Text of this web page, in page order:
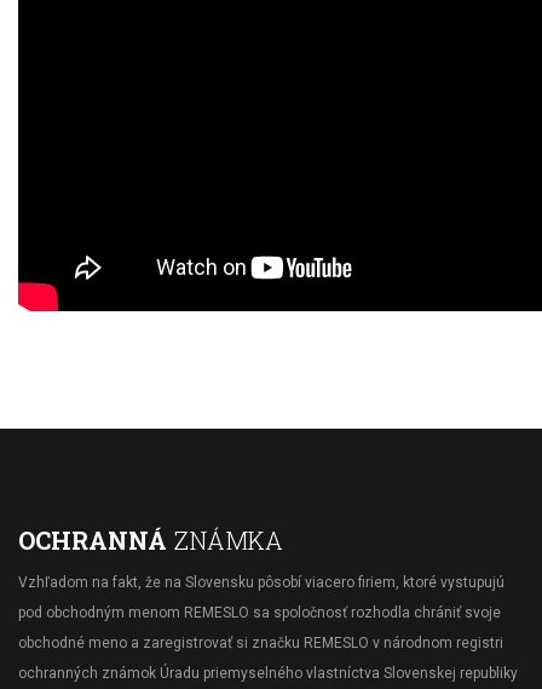
OCHRANNÁ ZNÁMKA
Vzhľadom na fakt, že na Slovensku pôsobí viacero firiem, ktoré vystupujú
pod obchodným menom REMESLO sa spoločnosť rozhodla chrániť svoje
obchodné meno a zaregistrovať si značku REMESLO v národnom registri
ochranných známok Úradu priemyselného vlastníctva Slovenskej republiky